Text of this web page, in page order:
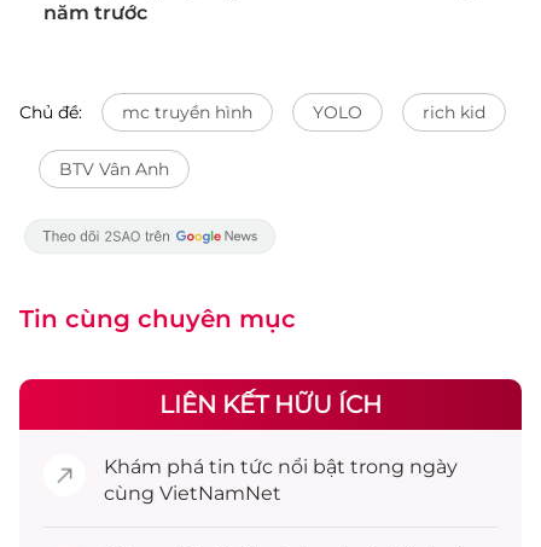
năm trước
Chủ đề: mc truyền hình YOLO rich kid
BTV Vân Anh
Tin cùng chuyên mục
LIÊN KẾT HỮU ÍCH
Khám phá tin tức nổi bật trong ngày
cùng VietNamNet